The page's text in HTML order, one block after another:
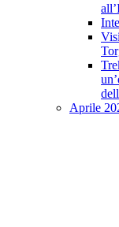
Aprile